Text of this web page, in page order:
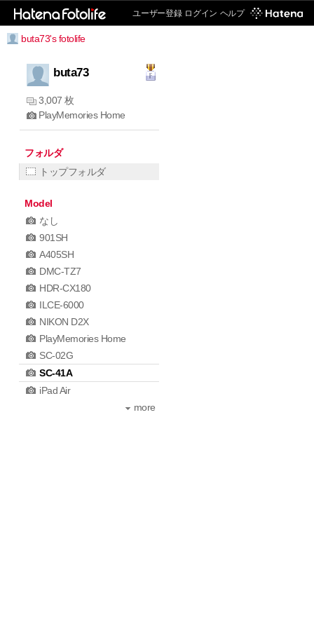
ユーザー登録 ログイン ヘルプ
buta73's fotolife
buta73
3,007 枚
PlayMemories Home
フォルダ
トップフォルダ
Model
なし
901SH
A405SH
DMC-TZ7
HDR-CX180
ILCE-6000
NIKON D2X
PlayMemories Home
SC-02G
SC-41A
iPad Air
more